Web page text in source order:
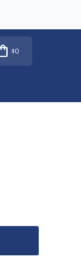
$0